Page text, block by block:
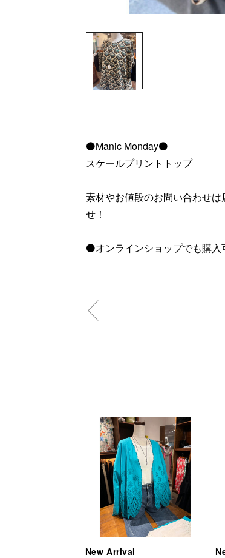
⚫️Manic Monday⚫️
スケールプリントトップ
素材やお値段のお問い合わせ
せ！
⚫️オンラインショップでも購入
New Arrival